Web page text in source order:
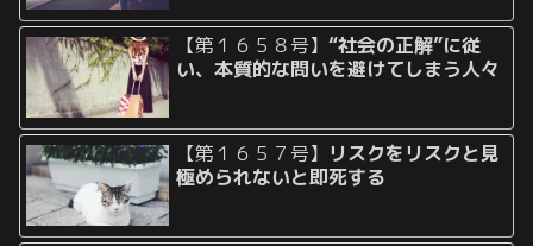
【第１６５８号】“社会の正解”に従
い、本質的な問いを避けてしまう人々
【第１６５７号】 リスクをリスクと見
極められないと即死する